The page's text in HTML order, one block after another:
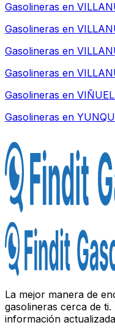
Gasolineras en
Gasolineras en
Gasolineras en
Gasolineras en
Gasolineras en
Gasolineras en
La mejor manera de
gasolineras cerca de
información